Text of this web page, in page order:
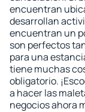
encuentran
desarrollan
encuentran un
son perfectos
para una
tiene muchas
obligatorio.
a hacer las
negocios ahora